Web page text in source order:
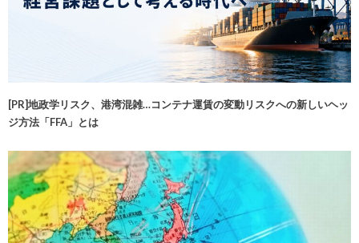
[PR]地政学リスク、港湾混雑…コンテナ運賃の変動リスクへの新しいヘッ
ジ方法「FFA」とは